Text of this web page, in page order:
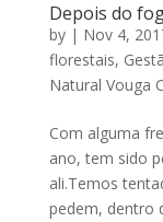
Depois do
by | Nov 4,
florestais,
Natural Vouga
Com alguma
ano, tem sido
ali.Temos
pedem, dentro